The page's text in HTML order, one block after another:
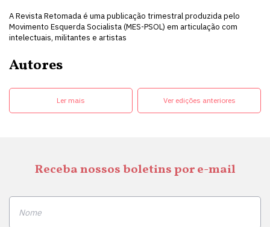
A Revista Retomada é uma publicação trimestral produzida pelo
Movimento Esquerda Socialista (MES-PSOL) em articulação com
intelectuais, militantes e artistas
Autores
Ler mais Ver edições anteriores
Receba nossos boletins por e-mail